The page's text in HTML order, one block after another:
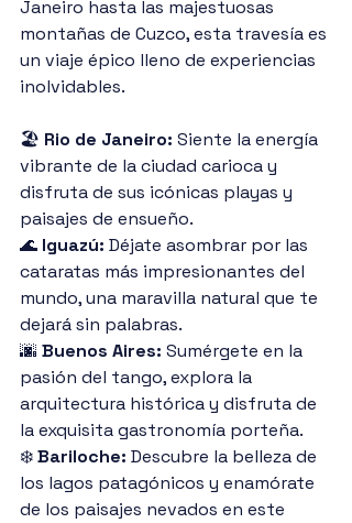
Janeiro hasta las majestuosas
montañas de Cuzco, esta travesía es
un viaje épico lleno de experiencias
inolvidables.
🏖️ Rio de Janeiro: Siente la energía
vibrante de la ciudad carioca y
disfruta de sus icónicas playas y
paisajes de ensueño.
🌊 Iguazú: Déjate asombrar por las
cataratas más impresionantes del
mundo, una maravilla natural que te
dejará sin palabras.
🌆 Buenos Aires: Sumérgete en la
pasión del tango, explora la
arquitectura histórica y disfruta de
la exquisita gastronomía porteña.
❄️ Bariloche: Descubre la belleza de
los lagos patagónicos y enamórate
de los paisajes nevados en este